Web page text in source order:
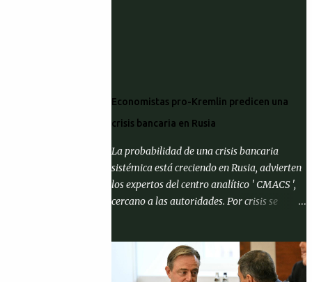
Economistas pro-Kremlin predicen una
crisis bancaria en Rusia
La probabilidad de una crisis bancaria
sistémica está creciendo en Rusia, advierten
los expertos del centro analítico ' CMACS ',
cercano a las autoridades. Por crisis se
activos problemáticos supere el 10% de los
activos del sistema bancario; "corrida